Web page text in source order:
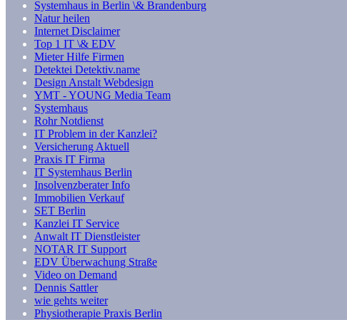
Systemhaus in Berlin \& Brandenburg
Natur heilen
Internet Disclaimer
Top 1 IT \& EDV
Mieter Hilfe Firmen
Detektei Detektiv.name
Design Anstalt Webdesign
YMT - YOUNG Media Team
Systemhaus
Rohr Notdienst
IT Problem in der Kanzlei?
Versicherung Aktuell
Praxis IT Firma
IT Systemhaus Berlin
Insolvenzberater Info
Immobilien Verkauf
SET Berlin
Kanzlei IT Service
Anwalt IT Dienstleister
NOTAR IT Support
EDV Überwachung Straße
Video on Demand
Dennis Sattler
wie gehts weiter
Physiotherapie Praxis Berlin